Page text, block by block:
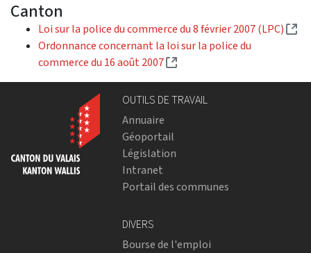
Canton
Loi sur la police du commerce du 8 février 2007 (LPC)
Ordonnance concernant la loi sur la police du
commerce du 16 août 2007
(External link)
OUTILS DE TRAVAIL
Annuaire
Géoportail
Législation
Intranet
Portail des communes
DIVERS
Bourse de l'emploi